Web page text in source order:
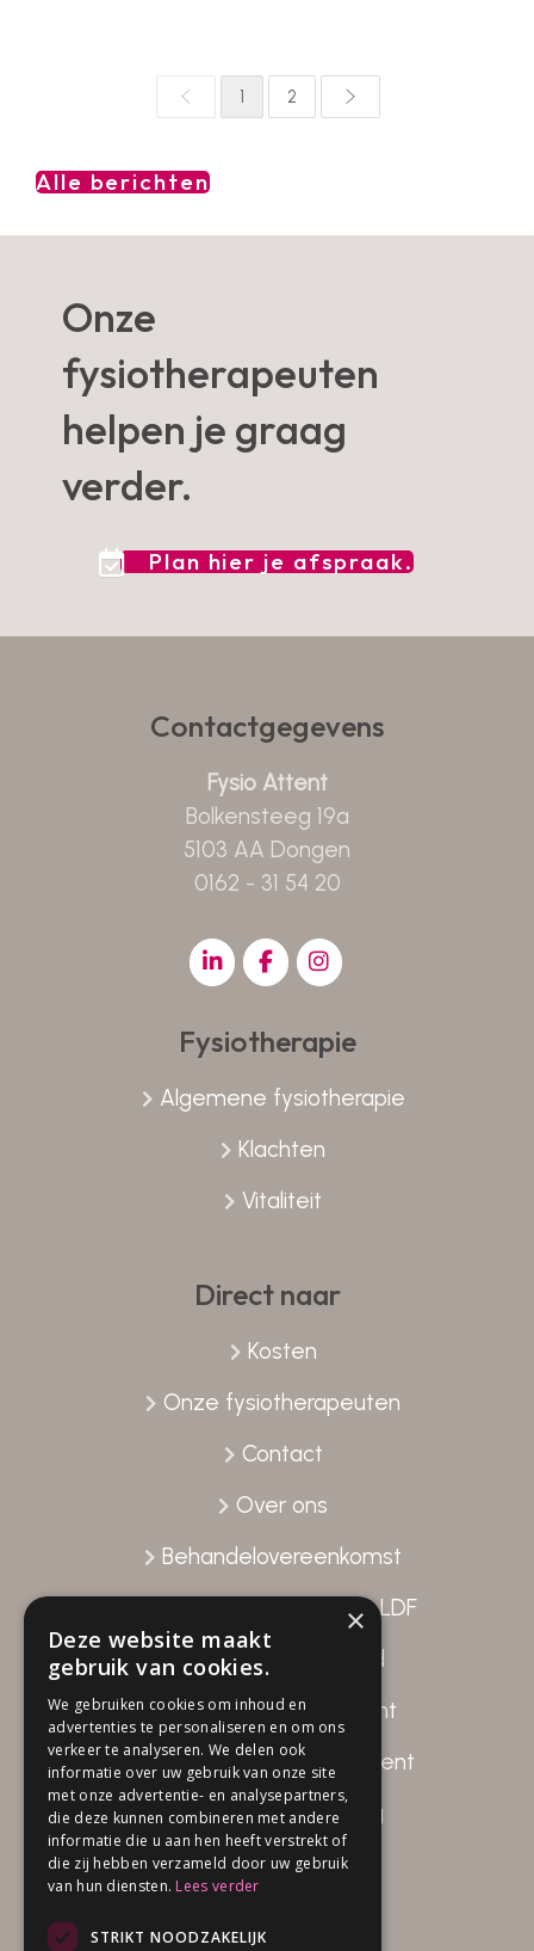
1 2
Alle berichten
Onze
fysiotherapeuten
helpen je graag
verder.
Plan hier je afspraak.
Contactgegevens
Fysio Attent
Bolkensteeg 19a
5103 AA Dongen
0162 - 31 54 20
Fysiotherapie
Algemene fysiotherapie
Klachten
Vitaliteit
Direct naar
Kosten
Onze fysiotherapeuten
Contact
Over ons
Behandelovereenkomst
Gegevensverstrekking LDF
Patiënttevredenheid
Disclaimer Fysio Attent
Privacy beleid Fysio Attent
Klachten verwerking
×
Deze website maakt
gebruik van cookies.
We gebruiken cookies om inhoud en
advertenties te personaliseren en om ons
verkeer te analyseren. We delen ook
informatie over uw gebruik van onze site
met onze advertentie- en analysepartners,
die deze kunnen combineren met andere
informatie die u aan hen heeft verstrekt of
die zij hebben verzameld door uw gebruik
van hun diensten. Lees verder
STRIKT NOODZAKELIJK